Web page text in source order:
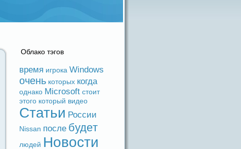
Облако тэгов
время игрока Windows
очень которых когдa
однако Microsoft стоит
этого который видeо
Статьи России
Nissan после будeт
людeй Новости